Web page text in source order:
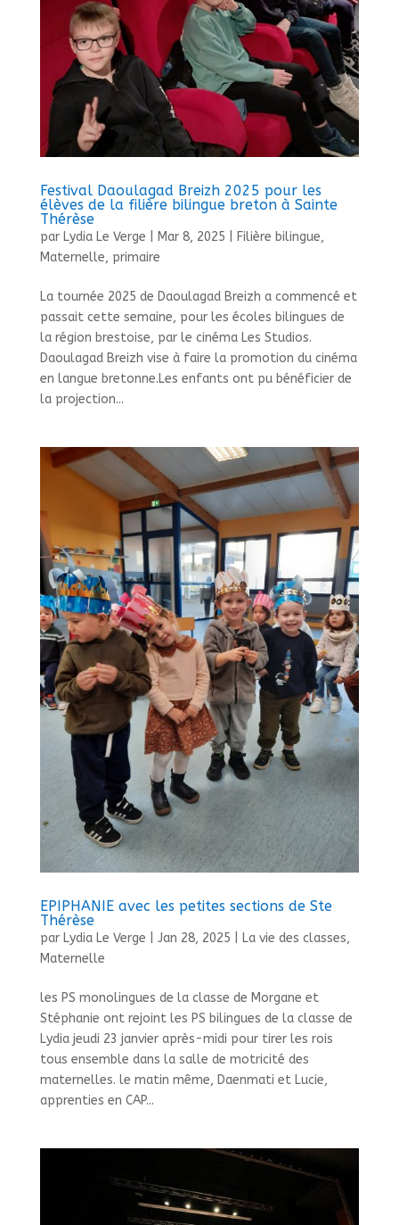
Festival Daoulagad Breizh 2025 pour les
élèves de la filière bilingue breton à Sainte
Thérèse
par Lydia Le Verge Mar 8, 2025 Filière bilingue,
Maternelle, primaire
La tournée 2025 de Daoulagad Breizh a commencé et
passait cette semaine, pour les écoles bilingues de
la région brestoise, par le cinéma Les Studios.
Daoulagad Breizh vise à faire la promotion du cinéma
en langue bretonne.Les enfants ont pu bénéficier de
la projection...
EPIPHANIE avec les petites sections de Ste
Thérèse
par Lydia Le Verge Jan 28, 2025 La vie des classes,
Maternelle
les PS monolingues de la classe de Morgane et
Stéphanie ont rejoint les PS bilingues de la classe de
Lydia jeudi 23 janvier après-midi pour tirer les rois
tous ensemble dans la salle de motricité des
maternelles. le matin même, Daenmati et Lucie,
apprenties en CAP...